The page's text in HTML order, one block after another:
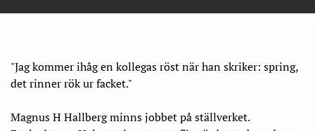
"Jag kommer ihåg en kollegas röst när han skriker: spring,
det rinner rök ur facket."
Magnus H Hallberg minns jobbet på ställverket.